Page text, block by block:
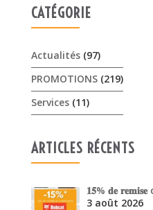
CATÉGORIE
Actualités(97)
PROMOTIONS(219)
Services(11)
ARTICLES RÉCENTS
𝟏𝟓% 𝐝𝐞
3 août 2026